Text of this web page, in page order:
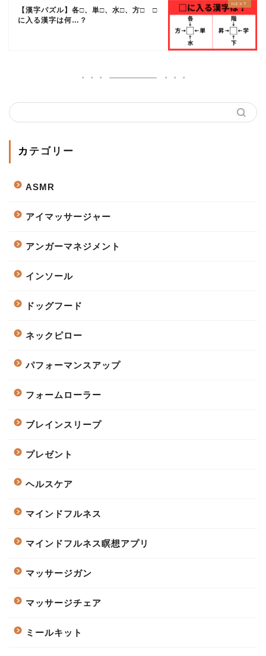
【漢字パズル】各□、単□、水□、方□ □
に入る漢字は何…？
カテゴリー
ASMR
アイマッサージャー
アンガーマネジメント
インソール
ドッグフード
ネックピロー
パフォーマンスアップ
フォームローラー
ブレインスリープ
プレゼント
ヘルスケア
マインドフルネス
マインドフルネス瞑想アプリ
マッサージガン
マッサージチェア
ミールキット